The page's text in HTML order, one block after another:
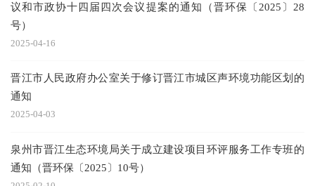
议和市政协十四届四次会议提案的通知（晋环保〔2025〕28
号）
2025-04-16
晋江市人民政府办公室关于修订晋江市城区声环境功能区划的
通知
2025-04-03
泉州市晋江生态环境局关于成立建设项目环评服务工作专班的
通知（晋环保〔2025〕10号）